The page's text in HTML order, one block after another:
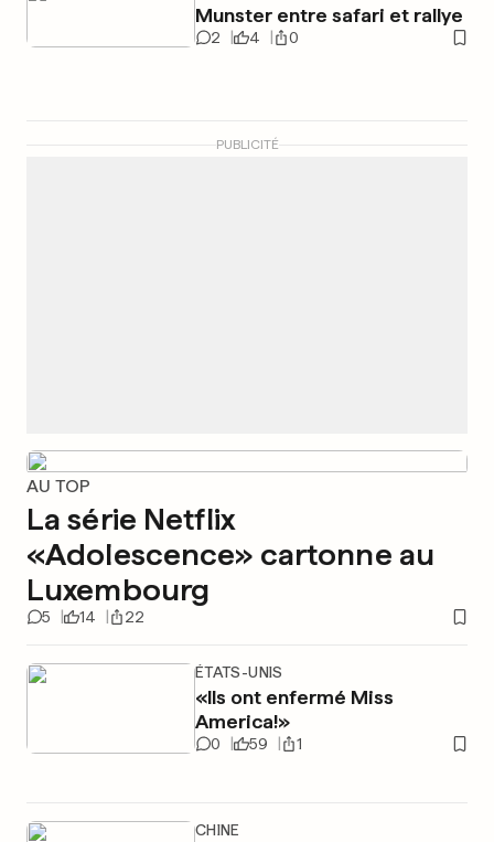
Munster entre safari et rallye
2 4 0
PUBLICITÉ
AU TOP
La série Netflix
«Adolescence» cartonne au
Luxembourg
5 14 22
ÉTATS-UNIS
«Ils ont enfermé Miss
America!»
0 59 1
CHINE